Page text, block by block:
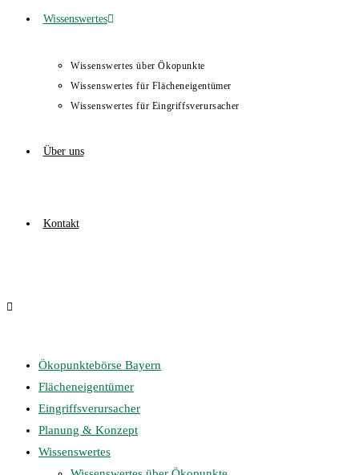
Wissenswertes
Wissenswertes über Ökopunkte
Wissenswertes für Flächeneigentümer
Wissenswertes für Eingriffsverursacher
Über uns
Kontakt
Ökopunktebörse Bayern
Flächeneigentümer
Eingriffsverursacher
Planung & Konzept
Wissenswertes